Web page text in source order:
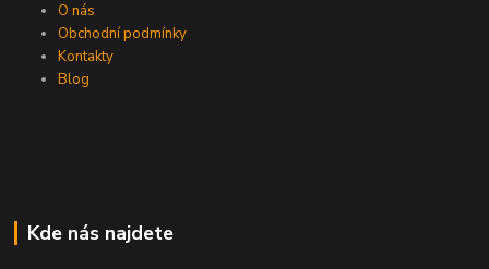
O nás
Obchodní podmínky
Kontakty
Blog
Kde nás najdete